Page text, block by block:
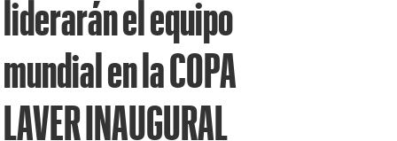
liderarán el equipo
mundial en la COPA
LAVER INAUGURAL